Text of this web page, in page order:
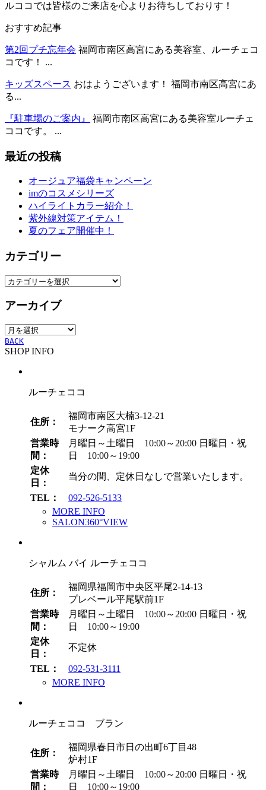
ルココでは皆様のご来店を心よりお待ちしておりす！
おすすめ記事
第2回プチ忘年会 福岡市南区高宮にある美容室、ルーチェコ
コです！ ...
キッズスペース おはようございます！ 福岡市南区高宮にあ
る...
『駐車場のご案内』
福岡市南区高宮にある美容室ルーチェ
ココです。 ...
最近の投稿
オージュア福袋キャンペーン
imのコスメシリーズ
ハイライトカラー紹介！
紫外線対策アイテム！
夏のフェア開催中！
カテゴリー
カ
ゴ
ー
アーカイブ
ア
ー
カ
BACK
SHOP INFO
ルーチェココ
住所：
福岡市南区大楠3-12-21
モナーク高宮1F
営業時
間：
月曜日～土曜日 10:00～20:00 日曜日・祝
日 10:00～19:00
定休
日：
当分の間、定休日なしで営業いたします。
TEL：
092-526-5133
MORE INFO
SALON360°VIEW
シャルム バイ ルーチェココ
住所：
福岡県福岡市中央区平尾2-14-13
プレベール平尾駅前1F
営業時
間：
月曜日～土曜日 10:00～20:00 日曜日・祝
日 10:00～19:00
定休
日：
不定休
TEL：
092-531-3111
MORE INFO
ルーチェココ ブラン
住所：
福岡県春日市日の出町6丁目48
炉村1F
営業時
間：
月曜日～土曜日 10:00～20:00 日曜日・祝
日 10:00～19:00